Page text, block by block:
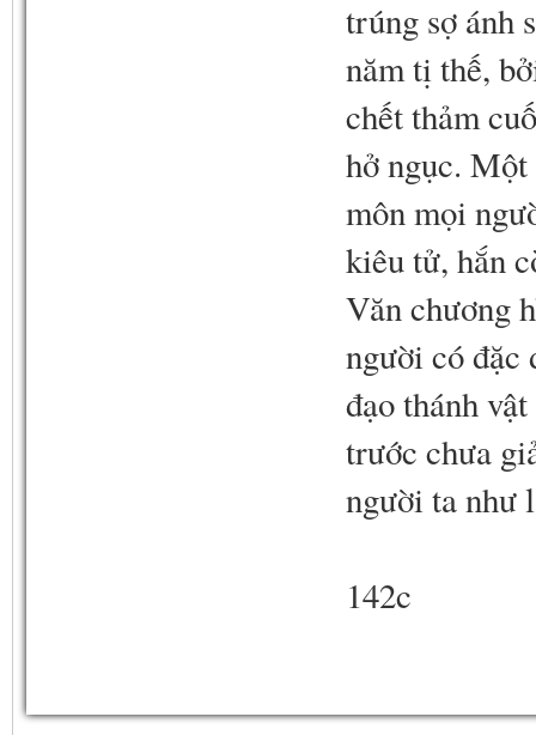
trúng sợ ánh
năm tị thế,
chết thảm
hở ngục.
môn mọi
kiêu tử, hắn
Văn chương
người có
đạo thánh
trước chưa
người ta như
142c